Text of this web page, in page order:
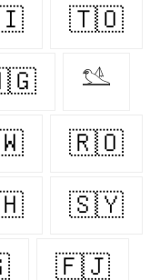
🇹🇴
𓅎
🇷🇴
🇸🇾
🇫🇯